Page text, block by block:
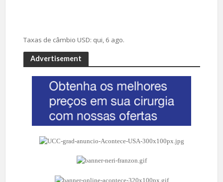
Taxas de câmbio USD: qui, 6 ago.
Advertisement